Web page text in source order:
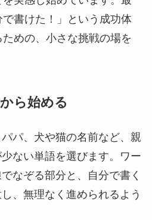
書けた！」という成功体
めの、小さな挑戦の場を
ら始める
パ、犬や猫の名前など、親
ない単語を選びます。ワー
なぞる部分と、自分で書く
、無理なく進められるよう